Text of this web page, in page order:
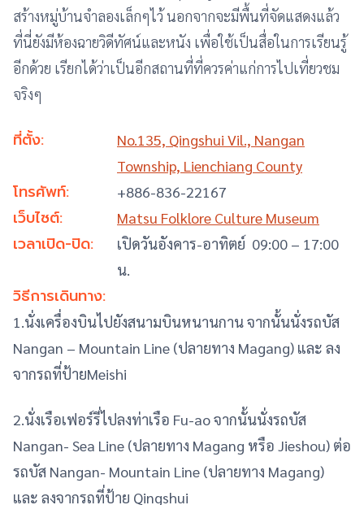
สร้างหมู่บ้านจำลองเล็กๆไว้ นอกจากจะมีพื้นที่จัดแสดงแล้ว
ที่นี่ยังมีห้องฉายวิดีทัศน์และหนัง เพื่อใช้เป็นสื่อในการเรียนรู้
อีกด้วย เรียกได้ว่าเป็นอีกสถานที่ที่ควรค่าแก่การไปเที่ยวชม
จริงๆ
ที่ตั้ง:
No.135, Qingshui Vil., Nangan
Township, Lienchiang County
โทรศัพท์: +886-836-22167
เว็บไซต์: Matsu Folklore Culture Museum
เวลาเปิด-ปิด:
เปิดวันอังคาร-อาทิตย์ 09:00 – 17:00
น.
วิธีการเดินทาง:
1.นั่งเครื่องบินไปยังสนามบินหนานกาน จากนั้นนั่งรถบัส
Nangan – Mountain Line (ปลายทาง Magang) และ ลง
จากรถที่ป้ายMeishi
2.นั่งเรือเฟอร์รี่ไปลงท่าเรือ Fu-ao จากนั้นนั่งรถบัส
Nangan- Sea Line (ปลายทาง Magang หรือ Jieshou) ต่อ
รถบัส Nangan- Mountain Line (ปลายทาง Magang)
และ ลงจากรถที่ป้าย Qingshui